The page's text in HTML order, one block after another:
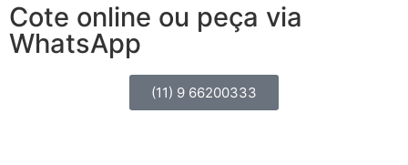
Cote online ou peça via
WhatsApp
(11) 9 66200333